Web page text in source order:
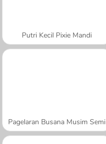
Putri Kecil Pixie Mandi
Pagelaran Busana Musim Semi